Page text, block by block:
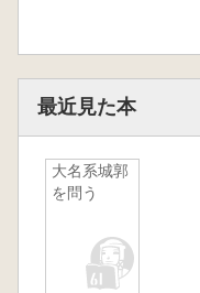
最近見た本
大名系城郭
を問う